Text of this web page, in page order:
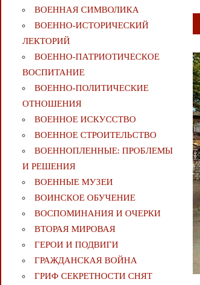
ВОЕННАЯ СИМВОЛИКА
ВОЕННО-ИСТОРИЧЕСКИЙ
ЛЕКТОРИЙ
ВОЕННО-ПАТРИОТИЧЕСКОЕ
ВОСПИТАНИЕ
ВОЕННО-ПОЛИТИЧЕСКИE
ОТНОШЕНИЯ
ВОЕННОЕ ИСКУССТВО
ВОЕННОЕ СТРОИТЕЛЬСТВО
ВОЕННОПЛЕННЫЕ: ПРОБЛЕМЫ
И РЕШЕНИЯ
ВОЕННЫЕ МУЗЕИ
ВОИНСКОЕ ОБУЧЕНИЕ
ВОСПОМИНАНИЯ И ОЧЕРКИ
ВТОРАЯ МИРОВАЯ
ГЕРОИ И ПОДВИГИ
ГРАЖДАНСКАЯ ВОЙНА
ГРИФ СЕКРЕТНОСТИ СНЯТ